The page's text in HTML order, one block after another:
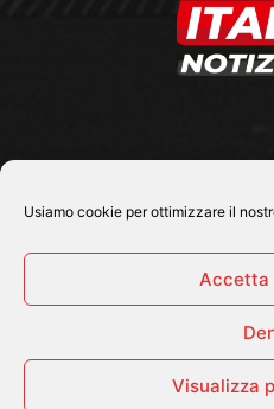
Usiamo cookie per ottimizzare il
Accetta
Visualizza
© 2026 Tutti i diritti riservati - Italia
Cronaca